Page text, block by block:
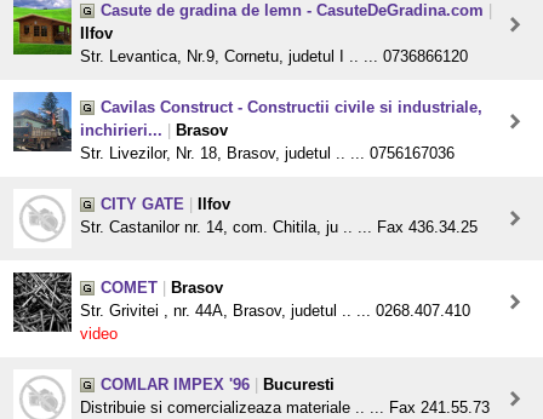
Casute de gradina de lemn - CasuteDeGradina.com
Ilfov
Str. Levantica, Nr.9, Cornetu, judetul I .. ... 0736866120
Cavilas Construct - Constructii civile si industriale,
inchirieri...
Brasov
Str. Livezilor, Nr. 18, Brasov, judetul .. ... 0756167036
CITY GATE
Ilfov
Str. Castanilor nr. 14, com. Chitila, ju .. ... Fax 436.34.25
COMET
Brasov
Str. Grivitei , nr. 44A, Brasov, judetul .. ... 0268.407.410
video
COMLAR IMPEX '96
Bucuresti
Distribuie si comercializeaza materiale .. ... Fax 241.55.73